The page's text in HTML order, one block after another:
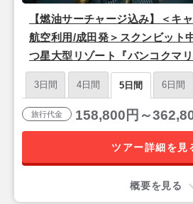
【燃油サーチャージ込み】＜キ
航空利用/成田発＞スクンビット
つ星大型リゾート『バンコクマ
イーンズパーク』バンコク4泊5日
3日間 4日間 5日間 6日間
旅行代金 158,800円～
ツアー詳細を見
概要を見る